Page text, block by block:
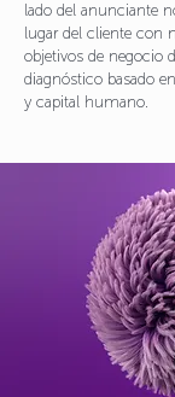
lado del anunciante
lugar del cliente con
objetivos de negocio
diagnóstico basado
y capital humano.